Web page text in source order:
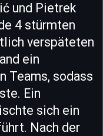
und Pietrek
4 stürmten
verspäteten
ein
Teams, sodass
Ein
sich ein
Nach der